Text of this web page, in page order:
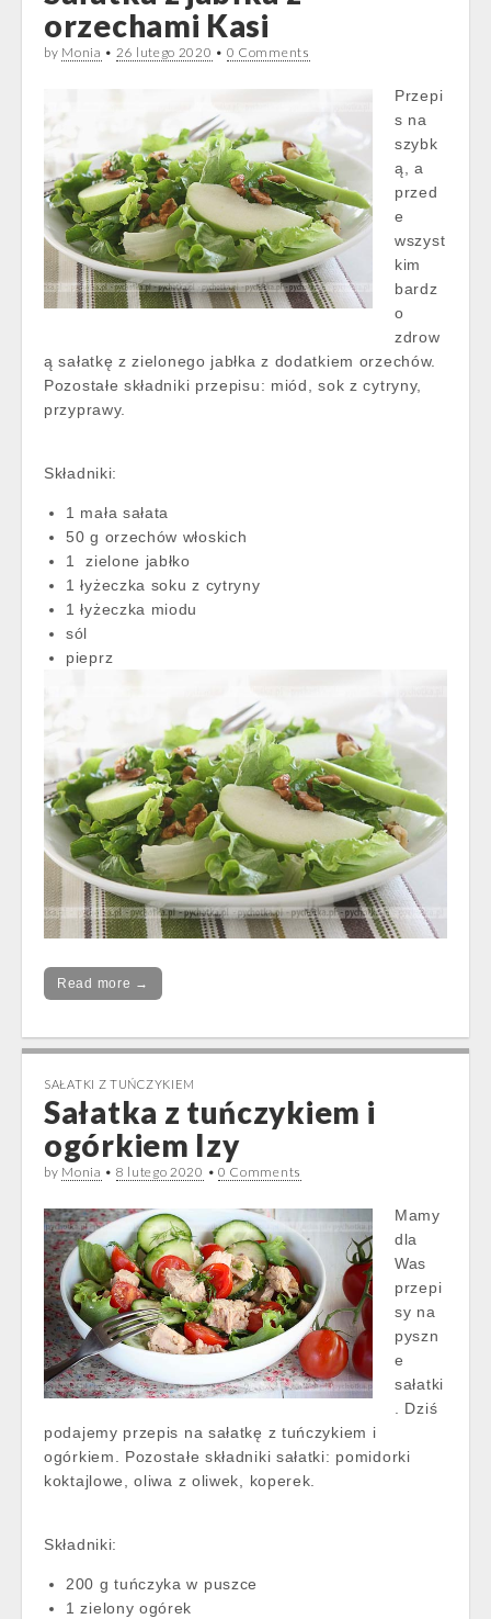
orzechami Kasi
by Monia • 26 lutego 2020 • 0 Comments
Przepi
s na
szybk
ą, a
przed
e
wszyst
kim
bardz
o
zdrow
ą sałatkę z zielonego jabłka z dodatkiem orzechów.
Pozostałe składniki przepisu: miód, sok z cytryny,
przyprawy.
Składniki:
1 mała sałata
50 g orzechów włoskich
1 zielone jabłko
1 łyżeczka soku z cytryny
1 łyżeczka miodu
sól
pieprz
Read more →
SAŁATKI Z TUŃCZYKIEM
Sałatka z tuńczykiem i
ogórkiem Izy
by Monia • 8 lutego 2020 • 0 Comments
Mamy
dla
Was
przepi
sy na
pyszn
e
sałatki
. Dziś
podajemy przepis na sałatkę z tuńczykiem i
ogórkiem. Pozostałe składniki sałatki: pomidorki
koktajlowe, oliwa z oliwek, koperek.
Składniki:
200 g tuńczyka w puszce
1 zielony ogórek